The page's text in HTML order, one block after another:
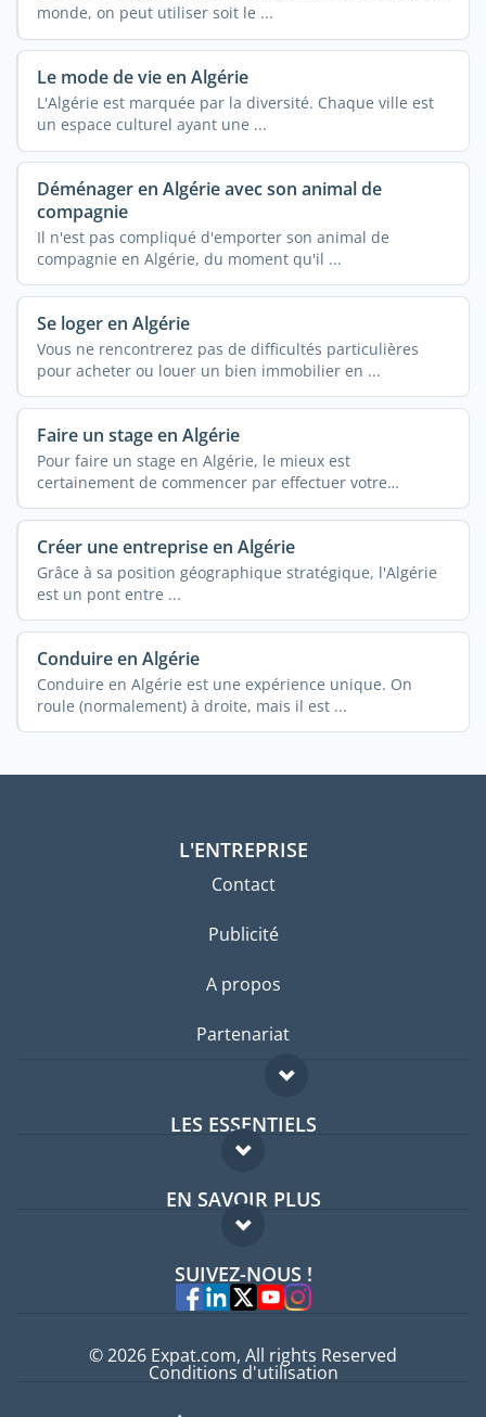
monde, on peut utiliser soit le ...
Le mode de vie en Algérie
L'Algérie est marquée par la diversité. Chaque ville est
un espace culturel ayant une ...
Déménager en Algérie avec son animal de
compagnie
Il n'est pas compliqué d'emporter son animal de
compagnie en Algérie, du moment qu'il ...
Se loger en Algérie
Vous ne rencontrerez pas de difficultés particulières
pour acheter ou louer un bien immobilier en ...
Faire un stage en Algérie
Pour faire un stage en Algérie, le mieux est
certainement de commencer par effectuer votre
recherche en ...
Créer une entreprise en Algérie
Grâce à sa position géographique stratégique, l'Algérie
est un pont entre ...
Conduire en Algérie
Conduire en Algérie est une expérience unique. On
roule (normalement) à droite, mais il est ...
L'ENTREPRISE
Contact
Publicité
A propos
Partenariat
LES ESSENTIELS
Forum expatriés
Guides pays
EN SAVOIR PLUS
FAQ
Experts
SUIVEZ-NOUS !
© 2026 Expat.com, All rights Reserved
Conditions d'utilisation